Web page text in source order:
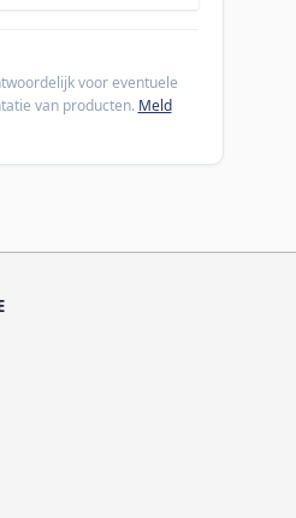
voor eventuele
van producten. Meld